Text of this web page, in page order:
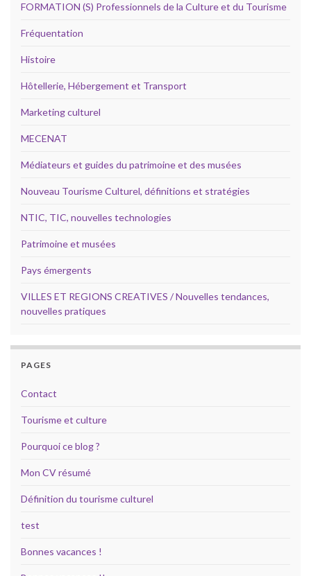
FORMATION (S) Professionnels de la Culture et du Tourisme
Fréquentation
Histoire
Hôtellerie, Hébergement et Transport
Marketing culturel
MECENAT
Médiateurs et guides du patrimoine et des musées
Nouveau Tourisme Culturel, définitions et stratégies
NTIC, TIC, nouvelles technologies
Patrimoine et musées
Pays émergents
VILLES ET REGIONS CREATIVES / Nouvelles tendances,
nouvelles pratiques
PAGES
Contact
Tourisme et culture
Pourquoi ce blog ?
Mon CV résumé
Définition du tourisme culturel
test
Bonnes vacances !